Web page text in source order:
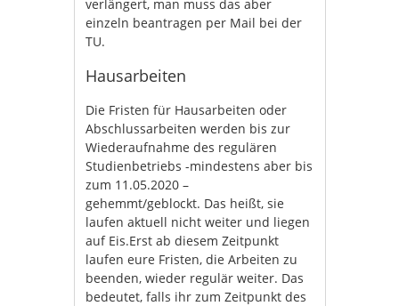
verlängert, man muss das aber
einzeln beantragen per Mail bei der
TU.
Hausarbeiten
Die Fristen für Hausarbeiten oder
Abschlussarbeiten werden bis zur
Wiederaufnahme des regulären
Studienbetriebs -mindestens aber bis
zum 11.05.2020 –
gehemmt/geblockt. Das heißt, sie
laufen aktuell nicht weiter und liegen
auf Eis.Erst ab diesem Zeitpunkt
laufen eure Fristen, die Arbeiten zu
beenden, wieder regulär weiter. Das
bedeutet, falls ihr zum Zeitpunkt des